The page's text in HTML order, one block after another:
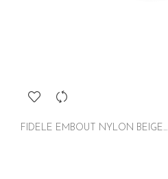
FIDELE EMBOUT NYLON BEIGE...